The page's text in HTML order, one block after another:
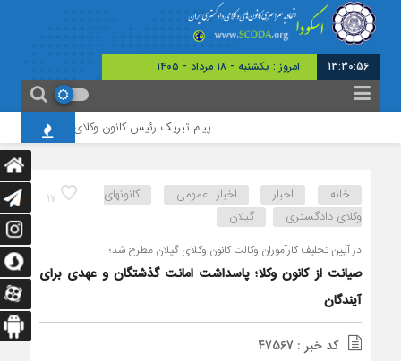
13:30:57 امروز : یکشنبه - ۱۸ مرداد - ۱۴۰۵
پیام تبریک رئیس کانون وکلای چهارمحال و بختیاری
17 خانه اخبار اخبار عمومی
کانونهای
وکلای دادگستری
گیلان
در آیین تحلیف کارآموزان وکالت کانون وکلای گیلان مطرح شد؛
صیانت از کانون وکلا؛ پاسداشت امانت گذشتگان و عهدی برای
آیندگان
کد خبر : 47567